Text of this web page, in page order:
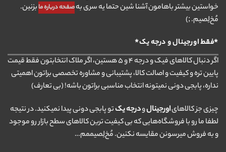
خواستین بیشتر باهامون آشنا شین حتما یه سری بهصفحه درباره ما بزنین.
مُخ‌لِصیم. ;)
*فقط اورجینال و درجه یک*
اگر دنبال کالاهای فیک و درجه ۴ و ۵ هستین، اگر ملاک انتخابتون فقط قیمت
پایین تره و کیفیت و اصالت کالا، پشتیبانی و مشاوره تخصصی براتون اهمیتی
نداره، پابجی دونی نمیتونه انتخاب مناسبی براتون باشه! (بی تعارف)
چیزی جز کالاهایاورجینالودرجه یکتو پابجی دونی پیدا نمیکنید. در نتیجه
لطفا ما رو با فروشگاه‌هایی که بی کیفیت ترین کالاهای سطح بازار رو موجود
و به فروش میرسونن مقایسه نکنین. مُخ‌لِصیممم…